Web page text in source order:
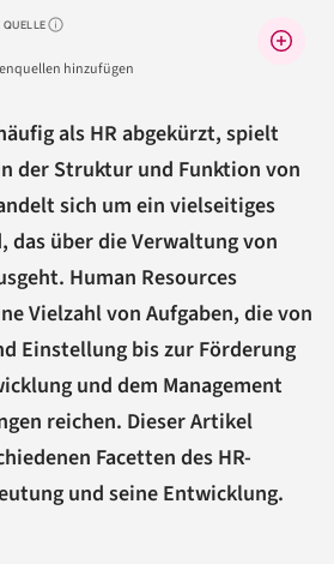
Warum lohnt sich das?
hinzufügen
als HR abgekürzt, spielt
der Struktur und Funktion von
sich um ein vielseitiges
das über die Verwaltung von
Human Resources
Vielzahl von Aufgaben, die von
Einstellung bis zur Förderung
und dem Management
reichen. Dieser Artikel
Facetten des HR-
und seine Entwicklung.